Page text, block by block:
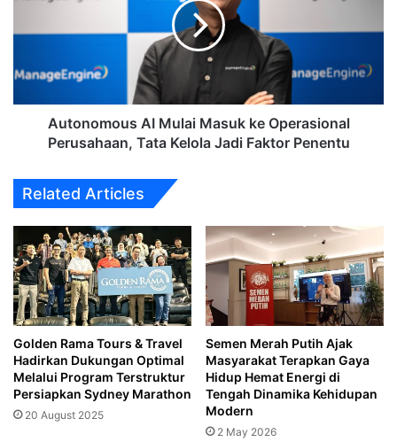
Tata
Kelola
Autonomous AI Mulai Masuk ke Operasional
Perusahaan, Tata Kelola Jadi Faktor Penentu
Related Articles
Golden Rama Tours & Travel
Hadirkan Dukungan Optimal
Melalui Program Terstruktur
Persiapkan Sydney Marathon
20 August 2025
Semen Merah Putih Ajak
Masyarakat Terapkan Gaya
Hidup Hemat Energi di
Tengah Dinamika Kehidupan
Modern
2 May 2026